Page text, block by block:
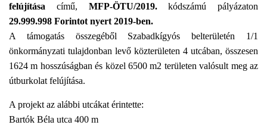
S
Á
S
A
felújítása című, MFP-ÖTU/2019.kódszámú pályázaton
29.999.998 Forintot nyert 2019-ben.
A támogatás összegéből Szabadkígyós belterületén 1/1
önkormányzati tulajdonban levő közterületen 4 utcában, összesen
1624 m hosszúságban és közel 6500 m2 területen valósult meg az
útburkolat felújítása.
A projekt az alábbi utcákat érintette:
Bartók Béla utca 400 m